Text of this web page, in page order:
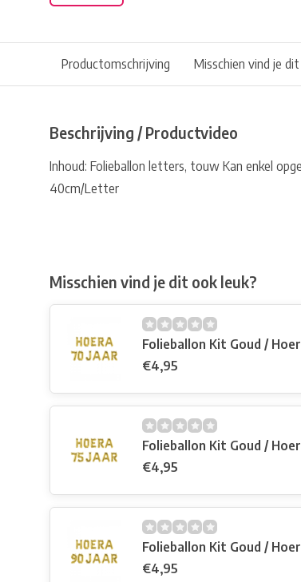
Productomschrijving Misschien vind je
Beschrijving / Productvideo
Inhoud: Folieballon letters, touw Kan enkel
40cm/Letter
Misschien vind je dit ook leuk?
Folieballon Kit
€4,95
Folieballon Kit
€4,95
Folieballon Kit
€4,95